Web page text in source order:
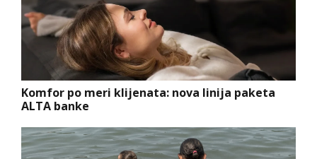
Komfor po meri klijenata: nova linija paketa
ALTA banke